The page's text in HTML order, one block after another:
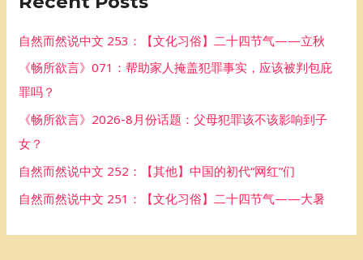
f
r
自然而然说中文 253：【文化习俗】二十四节气——立秋
《畅所欲言》071：帮助家人掩盖犯罪事实，应该被判包庇
罪吗？
《畅所欲言》2026-8月份话题：父母犯罪该不该影响到子
女？
自然而然说中文 252：【其他】中国的初代“网红”们
自然而然说中文 251：【文化习俗】二十四节气——大暑